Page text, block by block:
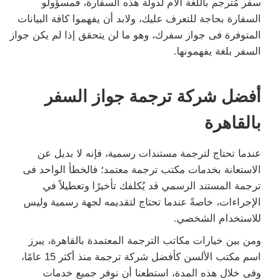
سفر مُترجم باللغة الأم لدولة هذه السفارة، فمسؤولو
السفارة بحاجة للتعرف عليك، ولابد أن يفهموا كافة البيانات
المتوفرة فى جواز سفرك، وهو ما لن يتحقق إذا لم يكن جواز
السفر بلغة يفهمونها.
أفضل شركة ترجمة جواز السفر
بالقاهرة
عندما تحتاج لترجمة مستندات رسمية، فإنه لا بديل عن
الاستعانة بخدمات مكتب ترجمة معتمد؛ فالخطأ الواحد فى
ترجمة المستند الرسمي قد يُكلفك تأخيرًا وتعطيلاً في
الإجراءات، خاصةً عندما تحتاج لتقديمه لجهة رسمية وليس
للاستخدام الشخصي.
ومن بين خيارات مكاتب الترجمة المعتمدة بالقاهرة، يبرز
اسم مكتب الألسن كأفضل شركة ترجمة منذ أكثر 15 عامًا،
وفى خلال هذه المدة، استطعنا أن نوفر جميع خدمات